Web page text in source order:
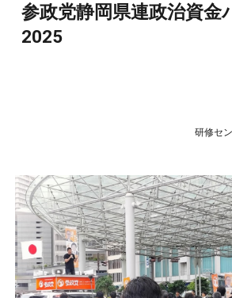
参政党静岡県連政治資金
2025
研修セ